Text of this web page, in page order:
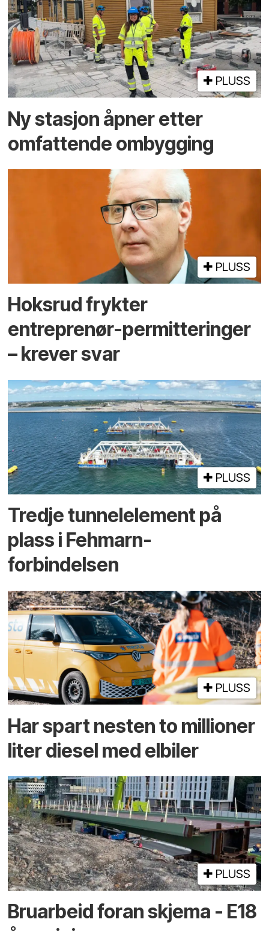
PLUSS
Ny stasjon åpner etter
omfattende ombygging
PLUSS
Hoksrud frykter
entreprenør-permitteringer
– krever svar
PLUSS
Tredje tunnel­element på
plass i Fehmarn-
forbindelsen
PLUSS
Har spart nesten to millioner
liter diesel med elbiler
PLUSS
Bruarbeid foran skjema - E18